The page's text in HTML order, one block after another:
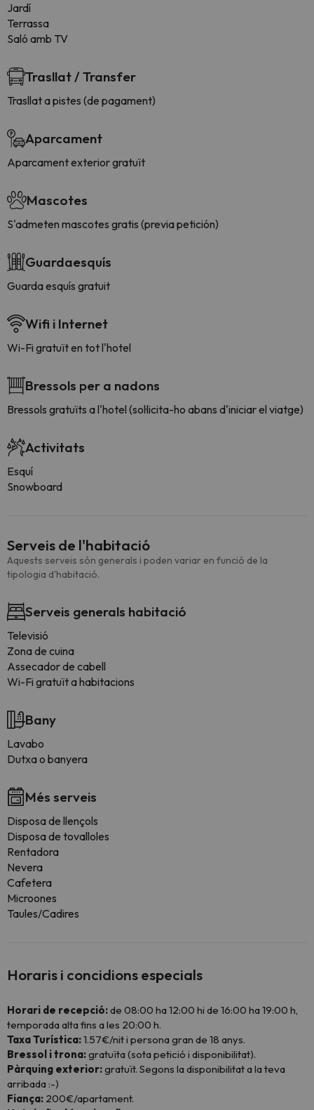
Jardí
Terrassa
Saló amb TV
Trasllat / Transfer
Trasllat a pistes (de pagament)
Aparcament
Aparcament exterior gratuït
Mascotes
S'admeten mascotes gratis (previa petición)
Guardaesquís
Guarda esquís gratuit
Wifi i Internet
Wi-Fi gratuït en tot l'hotel
Bressols per a nadons
Bressols gratuïts a l'hotel (sol·licita-ho abans d'iniciar el viatge)
Activitats
Esquí
Snowboard
Serveis de l'habitació
Aquests serveis són generals i poden variar en funció de la
tipologia d'habitació.
Serveis generals habitació
Televisió
Zona de cuina
Assecador de cabell
Wi-Fi gratuït a habitacions
Bany
Lavabo
Dutxa o banyera
Més serveis
Disposa de llençols
Disposa de tovalloles
Rentadora
Nevera
Cafetera
Microones
Taules/Cadires
Horaris i concidions especials
Horari de recepció:de 08:00 ha 12:00 hi de 16:00 ha 19:00 h,
temporada alta fins a les 20:00 h.
Taxa Turística:1.57€/nit i persona gran de 18 anys.
Bressol i trona:gratuïta (sota petició i disponibilitat).
Pàrquing exterior:gratuït. Segons la disponibilitat a la teva
arribada :-)
Fiança: 200€/apartament.